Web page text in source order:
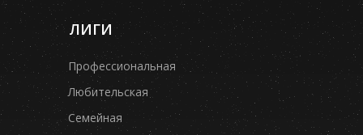
Профессиональная
Любительская
Семейная
ЛИГИ